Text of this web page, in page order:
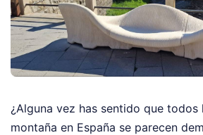
¿Alguna vez has sentido que
montaña en España se parecen